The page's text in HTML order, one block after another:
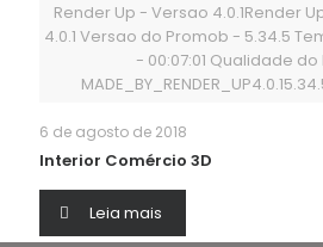
Render Up - Versao 4.0.1Render
4.0.1 Versao do Promob - 5.34.5
- 00:07:01 Qualidade do
6 de agosto de 2018
Interior Comércio 3D
Leia mais